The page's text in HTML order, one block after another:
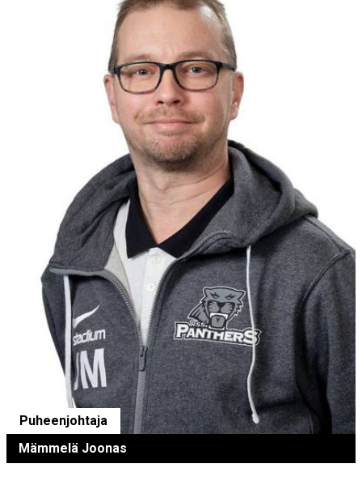
Puheenjohtaja
Mämmelä Joonas